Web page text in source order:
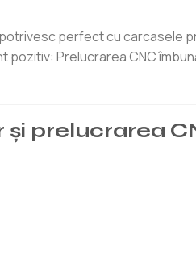
perfect cu carcasele
pozitiv: Prelucrarea CNC
prelucrarea